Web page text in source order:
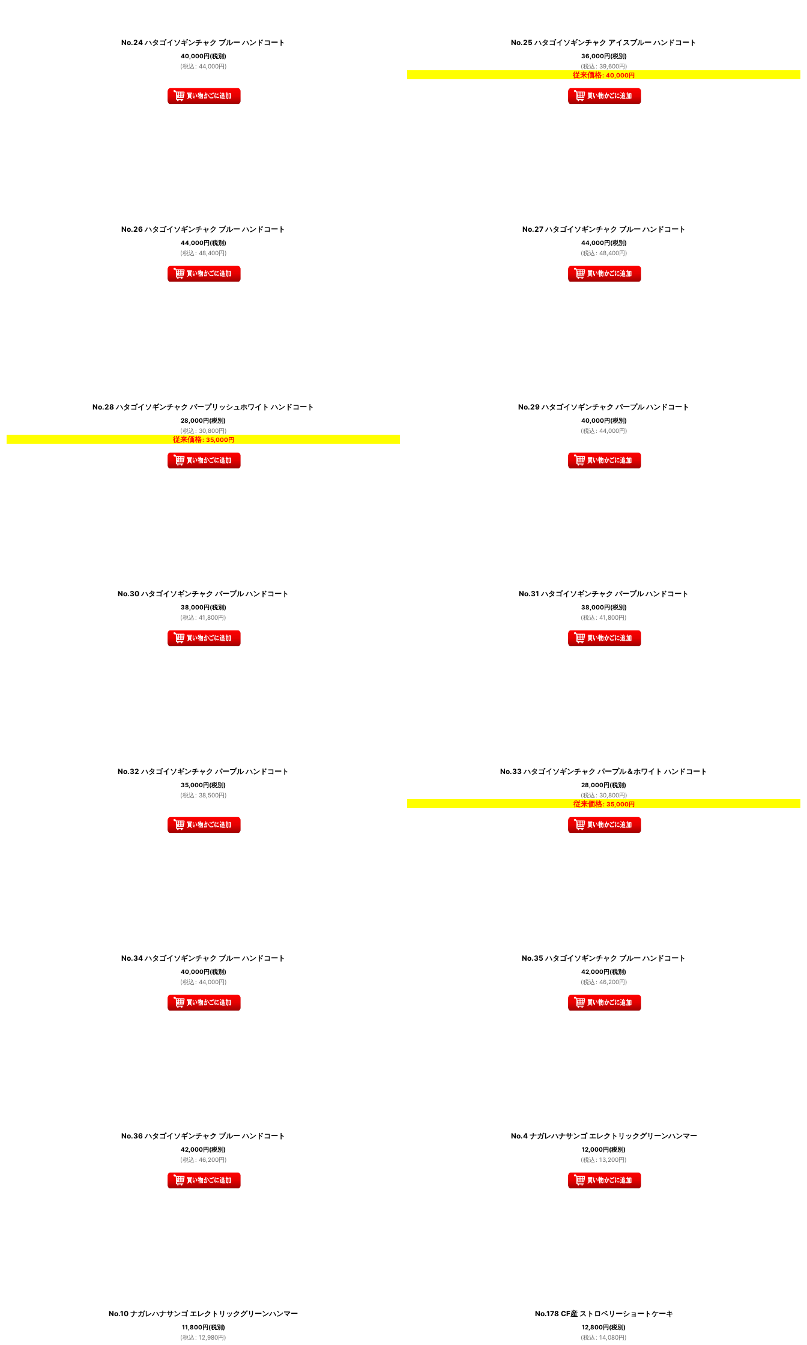
No.24 ハタゴイソギンチャク ブルー ハンドコート
40,000円(税別)
(税込 : 44,000円)
No.25 ハタゴイソギンチャク アイスブルー ハンドコート
36,000円(税別)
(税込 : 39,600円)
従来価格: 40,000円
No.26 ハタゴイソギンチャク ブルー ハンドコート
44,000円(税別)
(税込 : 48,400円)
No.27 ハタゴイソギンチャク ブルー ハンドコート
44,000円(税別)
(税込 : 48,400円)
No.28 ハタゴイソギンチャク パープリッシュホワイト ハンドコート
28,000円(税別)
(税込 : 30,800円)
従来価格: 35,000円
No.29 ハタゴイソギンチャク パープル ハンドコート
40,000円(税別)
(税込 : 44,000円)
No.30 ハタゴイソギンチャク パープル ハンドコート
38,000円(税別)
(税込 : 41,800円)
No.31 ハタゴイソギンチャク パープル ハンドコート
38,000円(税別)
(税込 : 41,800円)
No.32 ハタゴイソギンチャク パープル ハンドコート
35,000円(税別)
(税込 : 38,500円)
No.33 ハタゴイソギンチャク パープル＆ホワイト ハンドコート
28,000円(税別)
(税込 : 30,800円)
従来価格: 35,000円
No.34 ハタゴイソギンチャク ブルー ハンドコート
40,000円(税別)
(税込 : 44,000円)
No.35 ハタゴイソギンチャク ブルー ハンドコート
42,000円(税別)
(税込 : 46,200円)
No.36 ハタゴイソギンチャク ブルー ハンドコート
42,000円(税別)
(税込 : 46,200円)
No.4 ナガレハナサンゴ エレクトリックグリーンハンマー
12,000円(税別)
(税込 : 13,200円)
No.10 ナガレハナサンゴ エレクトリックグリーンハンマー
11,800円(税別)
(税込 : 12,980円)
No.178 CF産 ストロベリーショートケーキ
12,800円(税別)
(税込 : 14,080円)